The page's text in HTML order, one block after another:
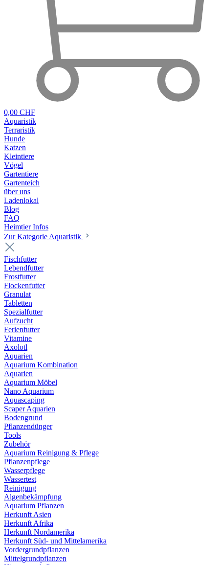
0,00 CHF
Aquaristik
Terraristik
Hunde
Katzen
Kleintiere
Vögel
Gartentiere
Gartenteich
über uns
Ladenlokal
Blog
FAQ
Heimtier Infos
Zur Kategorie Aquaristik
Fischfutter
Lebendfutter
Frostfutter
Flockenfutter
Granulat
Tabletten
Spezialfutter
Aufzucht
Ferienfutter
Vitamine
Axolotl
Aquarien
Aquarium Kombination
Aquarien
Aquarium Möbel
Nano Aquarium
Aquascaping
Scaper Aquarien
Bodengrund
Pflanzendünger
Tools
Zubehör
Aquarium Reinigung & Pflege
Pflanzenpflege
Wasserpflege
Wassertest
Reinigung
Algenbekämpfung
Aquarium Pflanzen
Herkunft Asien
Herkunft Afrika
Herkunft Nordamerika
Herkunft Süd- und Mittelamerika
Vordergrundpflanzen
Mittelgrundpflanzen